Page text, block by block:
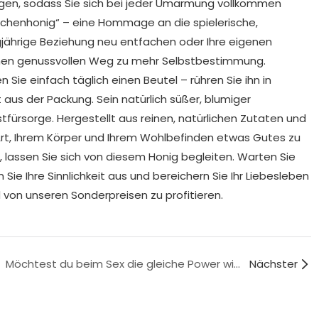
– eine Hommage an die spielerische,
Beziehung neu entfachen oder Ihre eigenen
genussvollen Weg zu mehr Selbstbestimmung.
Sie einfach täglich einen Beutel – rühren Sie ihn in
der Packung. Sein natürlich süßer, blumiger
Hergestellt aus reinen, natürlichen Zutaten und
Ihrem Körper und Ihrem Wohlbefinden etwas Gutes zu
Sie sich von diesem Honig begleiten. Warten Sie
Ihre Sinnlichkeit aus und bereichern Sie Ihr Liebesleben
unseren Sonderpreisen zu profitieren.
Möchtest du beim Sex die gleiche Power wie ein Nashorn haben? Dann probiere Rhino Kapseln für Männer! Nächster